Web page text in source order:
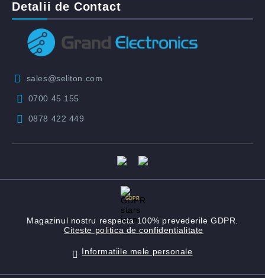
Detalii de Contact
sales@seliton.com
0700 45 155
0878 422 449
GDPR
Magazinul nostru respecta 100% prevederile GDPR.
Citeste politica de confidentialitate
Informatiile mele personale